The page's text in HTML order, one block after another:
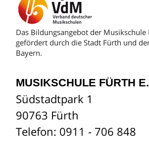
Das Bildungsangebot der Musikschule
gefördert durch die Stadt Fürth und
Bayern.
MUSIKSCHULE FÜRTH
Südstadtpark 1
90763 Fürth
Telefon: 0911 - 706 848